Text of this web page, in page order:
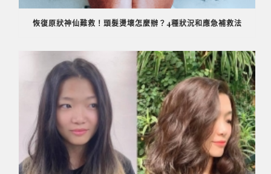
恢復原狀神仙難救！頭髮燙壞怎麼辦？4種狀況和應急補救法